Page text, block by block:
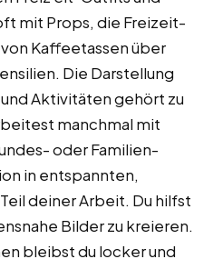
mit Props, die Freizeit-
Kaffeetassen über
Die Darstellung
Aktivitäten gehört zu
manchmal mit
oder Familien-
in entspannten,
deiner Arbeit. Du hilfst
Bilder zu kreieren.
bleibst du locker und